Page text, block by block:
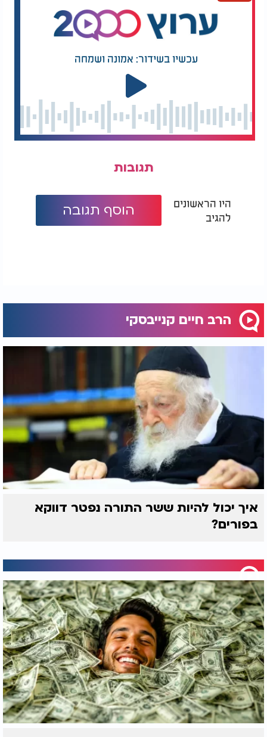
עכשיו בשידור: אמונה ושמחה
תגובות
היו הראשונים
להגיב
הוסף תגובה
הרב חיים קנייבסקי
איך יכול להיות ששר התורה נפטר דווקא
בפורים?